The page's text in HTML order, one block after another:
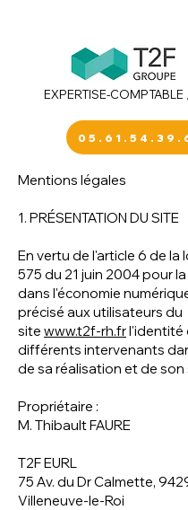
EXPERTISE-COMPTABLE
Mentions légales
1. PRÉSENTATION DU SITE
En vertu de l'article 6 de la
575 du 21 juin 2004 pour
dans l'économie
précisé aux utilisateurs du
site www.t2f-rh.frl'identité
différents intervenants
de sa réalisation et de son
Propriétaire :
M. Thibault FAURE
T2F EURL
75 Av. du Dr Calmette,
Villeneuve-le-Roi